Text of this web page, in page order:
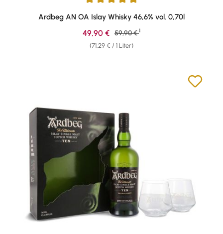
Durchschnittliche Bewertung von 4.89 von 5 Sternen
Ardbeg AN OA Islay Whisky 46,6% vol. 0,70l
(71,29 € / 1 Liter)
Verkaufspreis:
49,90 € Regulärer Preis:
59,90 € 1